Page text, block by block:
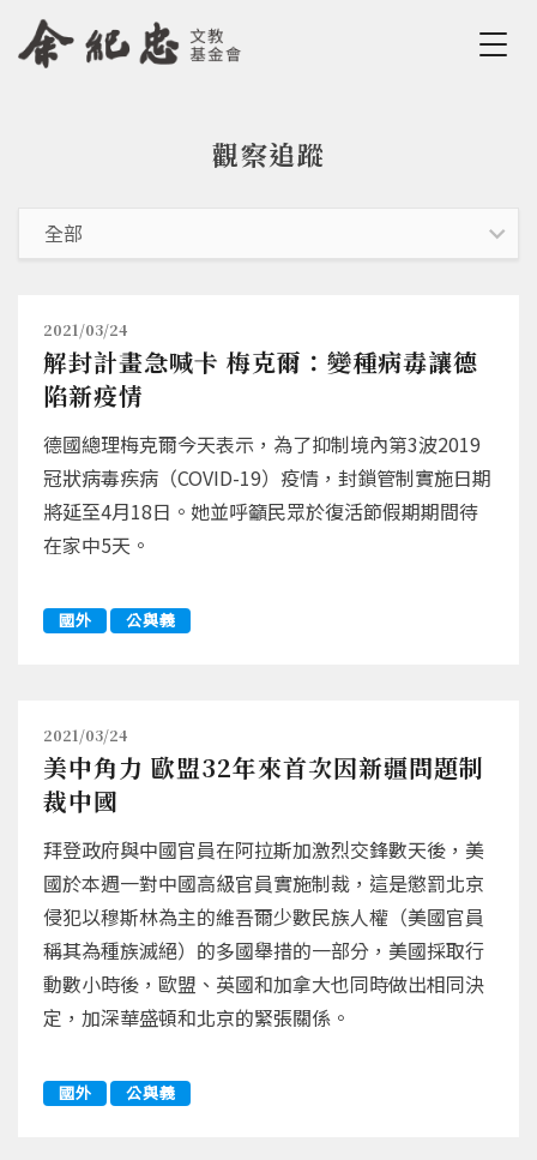
Jump to Navigation
Jump to Main content
觀察追蹤
2021/03/24
解封計畫急喊卡 梅克爾：變種病毒讓德
陷新疫情
德國總理梅克爾今天表示，為了抑制境內第3波2019
冠狀病毒疾病（COVID-19）疫情，封鎖管制實施日期
將延至4月18日。她並呼籲民眾於復活節假期期間待
在家中5天。
國外 公與義
2021/03/24
美中角力 歐盟32年來首次因新疆問題制
裁中國
拜登政府與中國官員在阿拉斯加激烈交鋒數天後，美
國於本週一對中國高級官員實施制裁，這是懲罰北京
侵犯以穆斯林為主的維吾爾少數民族人權（美國官員
稱其為種族滅絕）的多國舉措的一部分，美國採取行
動數小時後，歐盟、英國和加拿大也同時做出相同決
定，加深華盛頓和北京的緊張關係。
國外 公與義